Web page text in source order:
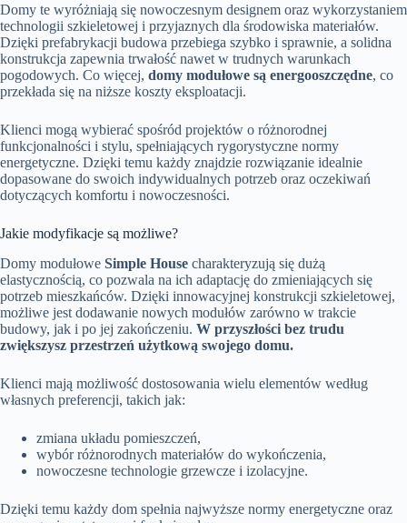
Domy te wyróżniają się nowoczesnym designem oraz wykorzystaniem
technologii szkieletowej i przyjaznych dla środowiska materiałów.
Dzięki prefabrykacji budowa przebiega szybko i sprawnie, a solidna
konstrukcja zapewnia trwałość nawet w trudnych warunkach
pogodowych. Co więcej, domy modułowe są energooszczędne, co
przekłada się na niższe koszty eksploatacji.
Klienci mogą wybierać spośród projektów o różnorodnej
funkcjonalności i stylu, spełniających rygorystyczne normy
energetyczne. Dzięki temu każdy znajdzie rozwiązanie idealnie
dopasowane do swoich indywidualnych potrzeb oraz oczekiwań
dotyczących komfortu i nowoczesności.
Jakie modyfikacje są możliwe?
Domy modułowe Simple House charakteryzują się dużą
elastycznością, co pozwala na ich adaptację do zmieniających się
potrzeb mieszkańców. Dzięki innowacyjnej konstrukcji szkieletowej,
możliwe jest dodawanie nowych modułów zarówno w trakcie
budowy, jak i po jej zakończeniu. W przyszłości bez trudu
zwiększysz przestrzeń użytkową swojego domu.
Klienci mają możliwość dostosowania wielu elementów według
własnych preferencji, takich jak:
zmiana układu pomieszczeń,
wybór różnorodnych materiałów do wykończenia,
nowoczesne technologie grzewcze i izolacyjne.
Dzięki temu każdy dom spełnia najwyższe normy energetyczne oraz